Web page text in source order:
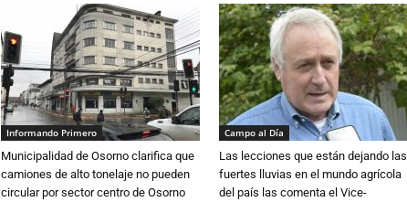
Informando Primero
Municipalidad de Osorno clarifica que
camiones de alto tonelaje no pueden
circular por sector centro de Osorno
Campo al Día
Las lecciones que están dejando las
fuertes lluvias en el mundo agrícola
del país las comenta el Vice-